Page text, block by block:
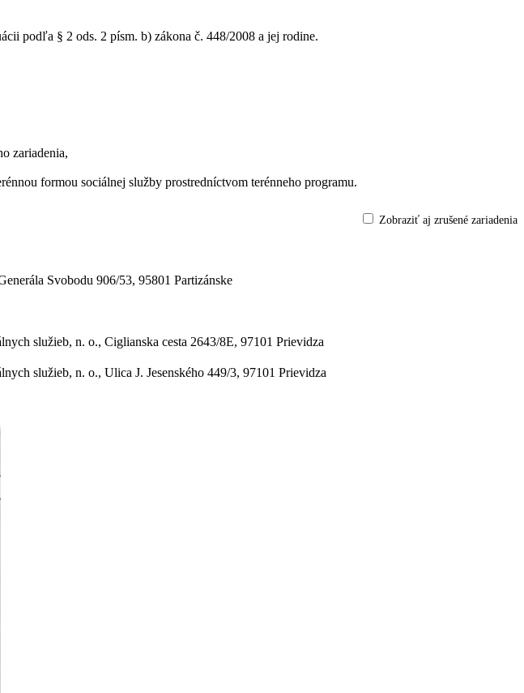
podľa § 2 ods. 2 písm. b) zákona č. 448/2008 a jej rodine.
zariadenia,
formou sociálnej služby prostredníctvom terénneho programu.
Zobraziť aj zrušené zariadenia
Svobodu 906/53, 95801 Partizánske
služieb, n. o., Ciglianska cesta 2643/8E, 97101 Prievidza
služieb, n. o., Ulica J. Jesenského 449/3, 97101 Prievidza